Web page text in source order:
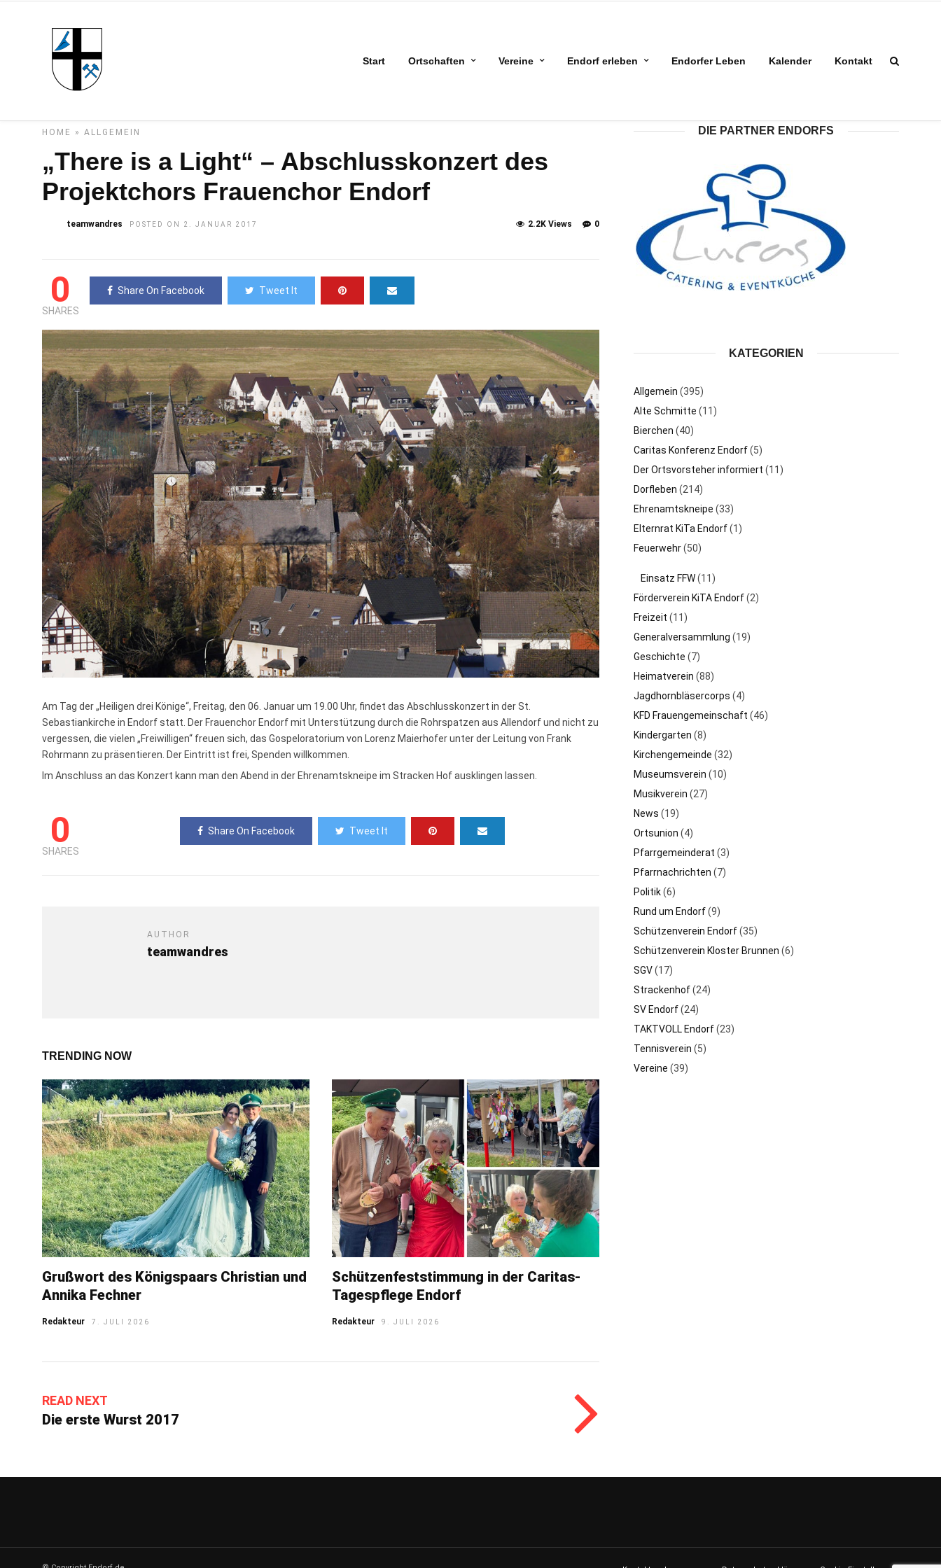
Start Ortschaften Vereine Endorf erleben Endorfer Leben Kalender Kontakt
HOME » ALLGEMEIN
„There is a Light“ – Abschlusskonzert des
Projektchors Frauenchor Endorf
teamwandres POSTED ON 2. JANUAR 2017 0
2.2K Views
0
SHARES
Share On Facebook Tweet It
Am Tag der „Heiligen drei Könige“, Freitag, den 06. Januar um 19.00 Uhr, findet das Abschlusskonzert in der St.
Sebastiankirche in Endorf statt. Der Frauenchor Endorf mit Unterstützung durch die Rohrspatzen aus Allendorf und nicht zu
vergessen, die vielen „Freiwilligen“ freuen sich, das Gospeloratorium von Lorenz Maierhofer unter der Leitung von Frank
Rohrmann zu präsentieren. Der Eintritt ist frei, Spenden willkommen.
Im Anschluss an das Konzert kann man den Abend in der Ehrenamtskneipe im Stracken Hof ausklingen lassen.
0
SHARES
Share On Facebook Tweet It
AUTHOR
teamwandres
TRENDING NOW
Grußwort des Königspaars Christian und
Annika Fechner
Redakteur 7. JULI 2026
Schützenfeststimmung in der Caritas-
Tagespflege Endorf
Redakteur 9. JULI 2026
READ NEXT
Die erste Wurst 2017
DIE PARTNER ENDORFS
KATEGORIEN
Allgemein (395)
Alte Schmitte (11)
Bierchen (40)
Caritas Konferenz Endorf(5)
Der Ortsvorsteher informiert (11)
Dorfleben (214)
Ehrenamtskneipe (33)
Elternrat KiTa Endorf(1)
Feuerwehr(50)
Einsatz FFW(11)
Förderverein KiTA Endorf(2)
Freizeit (11)
Generalversammlung (19)
Geschichte (7)
Heimatverein (88)
Jagdhornbläsercorps (4)
KFD Frauengemeinschaft (46)
Kindergarten (8)
Kirchengemeinde (32)
Museumsverein (10)
Musikverein (27)
News (19)
Ortsunion (4)
Pfarrgemeinderat (3)
Pfarrnachrichten (7)
Politik(6)
Rund um Endorf(9)
Schützenverein Endorf(35)
Schützenverein Kloster Brunnen (6)
SGV(17)
Strackenhof(24)
SV Endorf(24)
TAKTVOLL Endorf(23)
Tennisverein (5)
Vereine (39)